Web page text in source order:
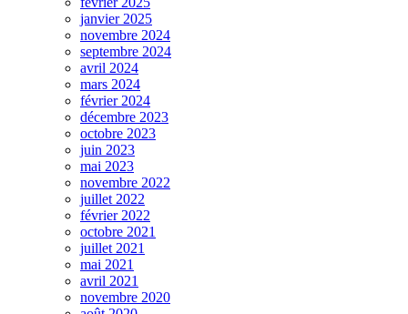
janvier 2025
novembre 2024
septembre 2024
avril 2024
mars 2024
février 2024
décembre 2023
octobre 2023
juin 2023
mai 2023
novembre 2022
juillet 2022
février 2022
octobre 2021
juillet 2021
mai 2021
avril 2021
novembre 2020